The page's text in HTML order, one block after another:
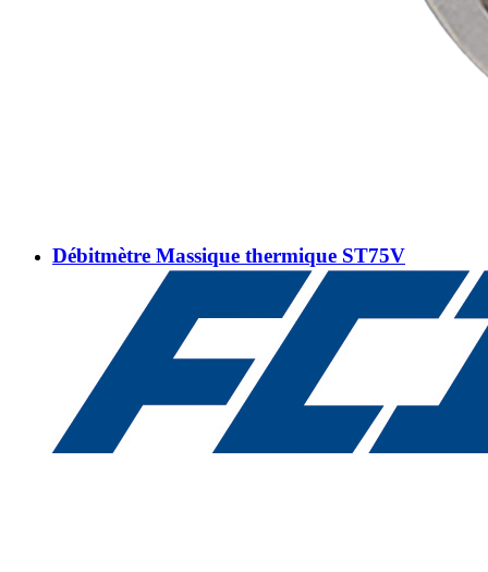
Débitmètre Massique thermique ST75V